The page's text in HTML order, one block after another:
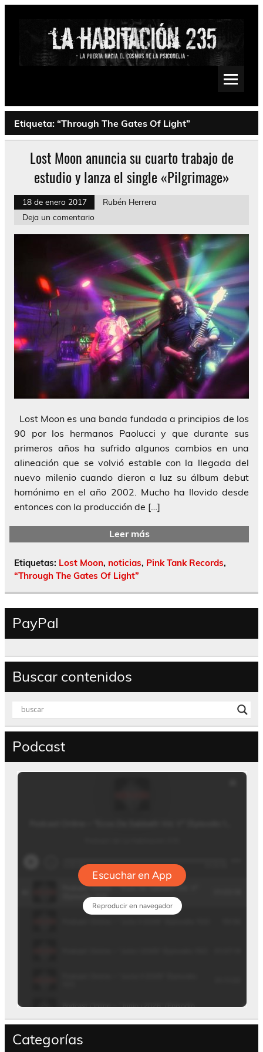
Saltar
Psychedelic, Stoner, Doom, Sludge, Fuzz, Space, Drone
Etiqueta: “Through The Gates Of Light”
Lost Moon anuncia su cuarto trabajo de
estudio y lanza el single «Pilgrimage»
18 de enero 2017
Rubén Herrera
Deja un comentario
Lost Moon es una banda fundada a principios de los
90 por los hermanos Paolucci y que durante sus
primeros años ha sufrido algunos cambios en una
alineación que se volvió estable con la llegada del
nuevo milenio cuando dieron a luz su álbum debut
homónimo en el año 2002. Mucho ha llovido desde
entonces con la producción de […]
Leer más
Etiquetas: Lost Moon, noticias, Pink Tank Records,
“Through The Gates Of Light”
PayPal
Buscar contenidos
Podcast
Categorías